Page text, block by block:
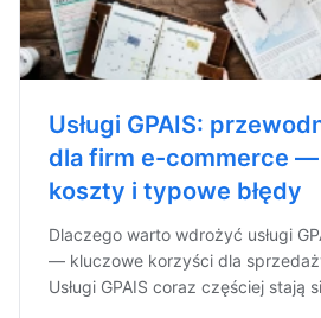
Usługi GPAIS:
dla firm e-commerce
koszty i typowe błędy
Dlaczego warto wdrożyć usługi
— kluczowe korzyści dla
Usługi GPAIS coraz częściej stają